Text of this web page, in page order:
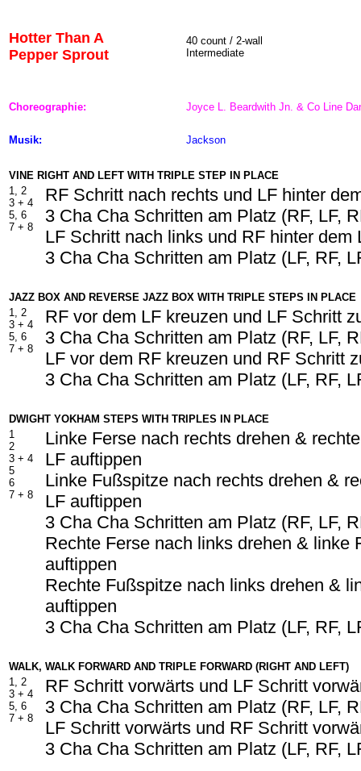
Hotter Than A
Pepper Sprout
40 count / 2-wall
Intermediate
Choreographie: Joyce L. Beardwith Jn. & Co Line
Musik: Jackson
VINE RIGHT AND LEFT WITH TRIPLE STEP IN PLACE
1, 2
3 + 4
5, 6
7 + 8
RF Schritt nach rechts und LF hinter
3 Cha Cha Schritten am Platz (RF, LF,
LF Schritt nach links und RF hinter dem
3 Cha Cha Schritten am Platz (LF, RF,
JAZZ BOX AND REVERSE JAZZ BOX WITH TRIPLE STEPS IN PLACE
1, 2
3 + 4
5, 6
7 + 8
RF vor dem LF kreuzen und LF Schritt
3 Cha Cha Schritten am Platz (RF, LF,
LF vor dem RF kreuzen und RF Schritt
3 Cha Cha Schritten am Platz (LF, RF,
DWIGHT YOKHAM STEPS WITH TRIPLES IN PLACE
1
2
3 + 4
5
6
7 + 8
Linke Ferse nach rechts drehen &
LF auftippen
Linke Fußspitze nach rechts drehen &
LF auftippen
3 Cha Cha Schritten am Platz (RF, LF,
Rechte Ferse nach links drehen & linke
auftippen
Rechte Fußspitze nach links drehen &
auftippen
3 Cha Cha Schritten am Platz (LF, RF,
WALK, WALK FORWARD AND TRIPLE FORWARD (RIGHT AND LEFT)
1, 2
3 + 4
5, 6
7 + 8
RF Schritt vorwärts und LF Schritt
3 Cha Cha Schritten am Platz (RF, LF,
LF Schritt vorwärts und RF Schritt
3 Cha Cha Schritten am Platz (LF, RF,